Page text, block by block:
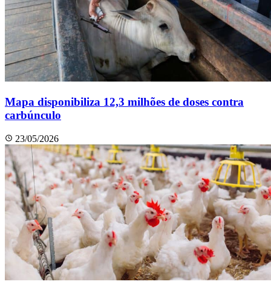
Mapa disponibiliza 12,3 milhões de doses contra
carbúnculo
23/05/2026